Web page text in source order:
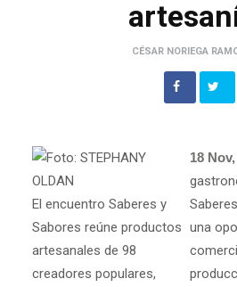
CÉSAR NORIEGA
El encuentro Saberes y
Sabores reúne productos
artesanales de 98
creadores populares,
18
una